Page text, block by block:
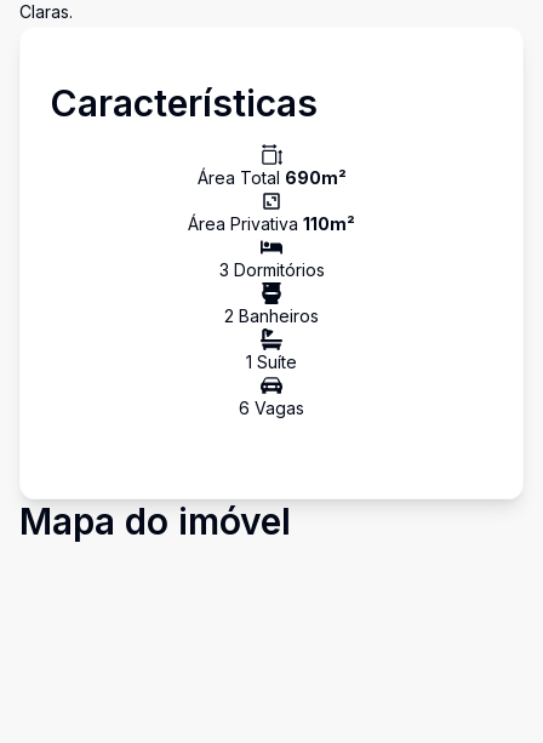
Claras.
Características
Área Total 690m²
Área Privativa 110m²
3 Dormitórios
2 Banheiros
1 Suíte
6 Vagas
Mapa do imóvel